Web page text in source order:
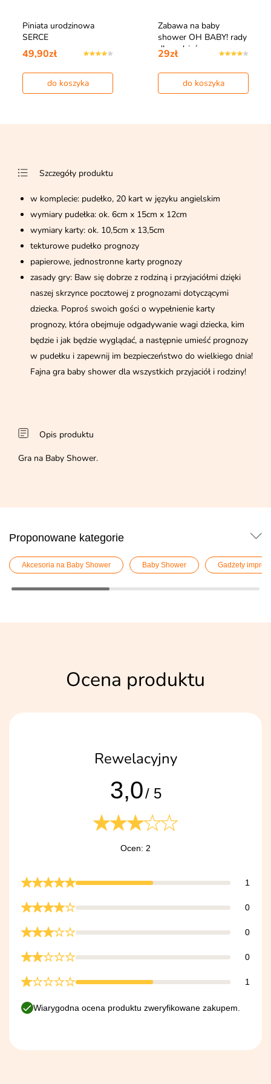
Piniata urodzinowa
SERCE
49,90zł
do koszyka
Zabawa na baby
shower OH BABY! rady
dla rodziców
29zł
do koszyka
Szczegóły produktu
w komplecie: pudełko, 20 kart w języku angielskim
wymiary pudełka: ok. 6cm x 15cm x 12cm
wymiary karty: ok. 10,5cm x 13,5cm
tekturowe pudełko prognozy
papierowe, jednostronne karty prognozy
zasady gry: Baw się dobrze z rodziną i przyjaciółmi dzięki
naszej skrzynce pocztowej z prognozami dotyczącymi
dziecka. Poproś swoich gości o wypełnienie karty
prognozy, która obejmuje odgadywanie wagi dziecka, kim
będzie i jak będzie wyglądać, a następnie umieść prognozy
w pudełku i zapewnij im bezpieczeństwo do wielkiego dnia!
Fajna gra baby shower dla wszystkich przyjaciół i rodziny!
Opis produktu
Gra na Baby Shower.
Proponowane kategorie
Akcesoria na Baby Shower Baby Shower Gadżety
Ocena produktu
Rewelacyjny
3,0/ 5
Ocen: 2
1
0
0
0
1
Wiarygodna ocena produktu zweryfikowane zakupem.